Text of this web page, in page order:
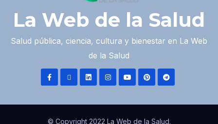
La Web de la Salud
Salud pública, ciencia, cultura y bienestar en La Web
de la Salud
© Copyright 2022 La Web de la Salud.